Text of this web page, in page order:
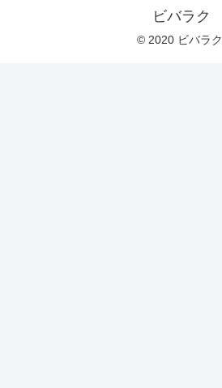
ビバラク
© 2020 ビバラク.